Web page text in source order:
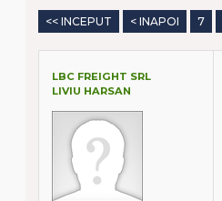
<< INCEPUT < INAPOI 7
LBC FREIGHT SRL
LIVIU HARSAN